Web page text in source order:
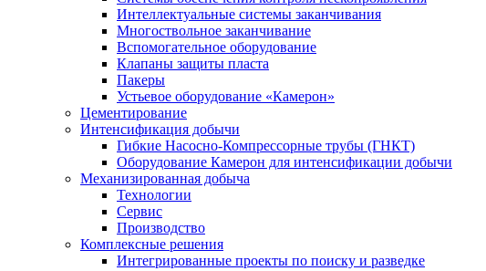
Интеллектуальные системы заканчивания
Многоствольное заканчивание
Вспомогательное оборудование
Клапаны защиты пласта
Пакеры
Устьевое оборудование «Камерон»
Цементирование
Интенсификация добычи
Гибкие Насосно-Компрессорные трубы (ГНКТ)
Оборудование Камерон для интенсификации добычи
Механизированная добыча
Технологии
Сервис
Производство
Комплексные решения
Интегрированные проекты по поиску и разведке